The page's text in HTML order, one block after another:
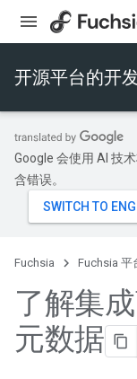
开源平台的开
Google 会使用 AI 技
含错误。
Fuchsia Fuchsia 平
了解集
元数据